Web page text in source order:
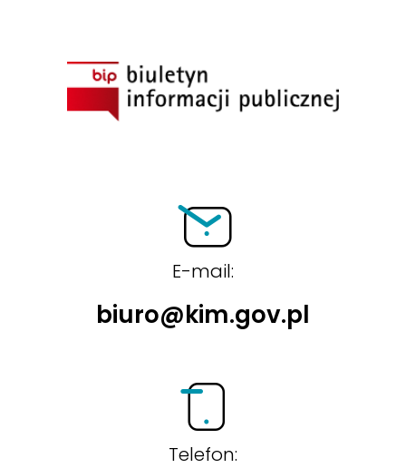
E-mail:
biuro@kim.gov.pl
Telefon: